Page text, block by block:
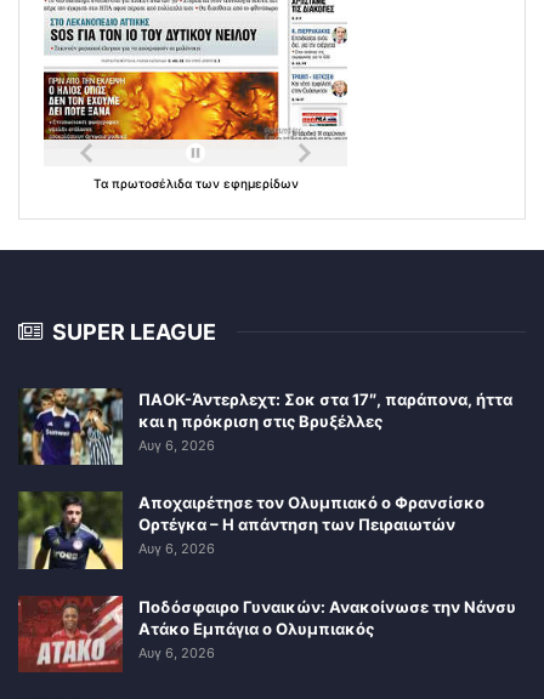
Τα πρωτοσέλιδα των εφημερίδων
SUPER LEAGUE
ΠΑΟΚ-Άντερλεχτ: Σοκ στα 17″, παράπονα, ήττα
και η πρόκριση στις Βρυξέλλες
Αυγ 6, 2026
Αποχαιρέτησε τον Ολυμπιακό ο Φρανσίσκο
Ορτέγκα – Η απάντηση των Πειραιωτών
Αυγ 6, 2026
Ποδόσφαιρο Γυναικών: Ανακοίνωσε την Νάνσυ
Ατάκο Εμπάγια ο Ολυμπιακός
Αυγ 6, 2026